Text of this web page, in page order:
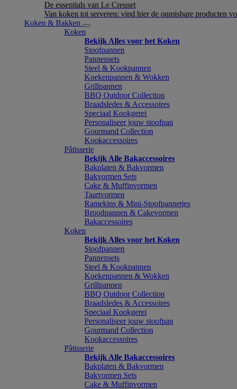
De essentials van Le Creuset
Van koken tot serveren: vind hier de onmisbare producten
Koken & Bakken
Koken
Bekijk Alles voor het Koken
Stoofpannen
Pannensets
Steel & Kookpannen
Koekenpannen & Wokken
Grillpannen
BBQ Outdoor Collection
Braadsledes & Accessoires
Speciaal Kookgerei
Personaliseer jouw stoofpan
Gourmand Collection
Kookaccessoires
Pâtisserie
Bekijk Alle Bakaccessoires
Bakplaten & Bakvormen
Bakvormen Sets
Cake & Muffinvormen
Taartvormen
Ramekins & Mini-Stoofpannetjes
Broodpannen & Cakevormen
Bakaccessoires
Koken
Bekijk Alles voor het Koken
Stoofpannen
Pannensets
Steel & Kookpannen
Koekenpannen & Wokken
Grillpannen
BBQ Outdoor Collection
Braadsledes & Accessoires
Speciaal Kookgerei
Personaliseer jouw stoofpan
Gourmand Collection
Kookaccessoires
Pâtisserie
Bekijk Alle Bakaccessoires
Bakplaten & Bakvormen
Bakvormen Sets
Cake & Muffinvormen